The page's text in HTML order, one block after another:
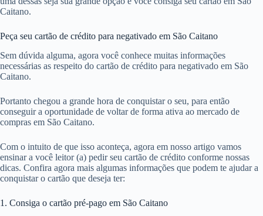
Caitano.
Peça seu cartão de crédito para negativado em São Caitano
Sem dúvida alguma, agora você conhece muitas informações
necessárias as respeito do cartão de crédito para negativado em São
Caitano.
Portanto chegou a grande hora de conquistar o seu, para então
conseguir a oportunidade de voltar de forma ativa ao mercado de
compras em São Caitano.
Com o intuito de que isso aconteça, agora em nosso artigo vamos
ensinar a você leitor (a) pedir seu cartão de crédito conforme nossas
dicas. Confira agora mais algumas informações que podem te ajudar a
conquistar o cartão que deseja ter:
1. Consiga o cartão pré-pago em São Caitano